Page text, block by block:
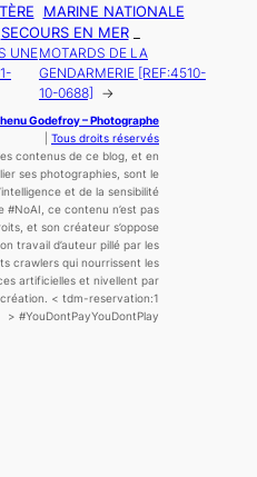
MARINE NATIONALE
SECOURS EN MER_
UNEMOTARDS DE LA
GENDARMERIE [REF:4510-
10-0688] →
Godefroy – Photographe
Tous droits réservés
contenus de ce blog, et en
ses photographies, sont le
intelligenceet de la sensibilité
#NoAI, ce contenu n’est pas
et son créateur s’oppose
travail d’auteur pillé par les
crawlers qui nourrissent les
artificielles et nivellent par
< tdm-reservation:1
> #YouDontPayYouDontPlay